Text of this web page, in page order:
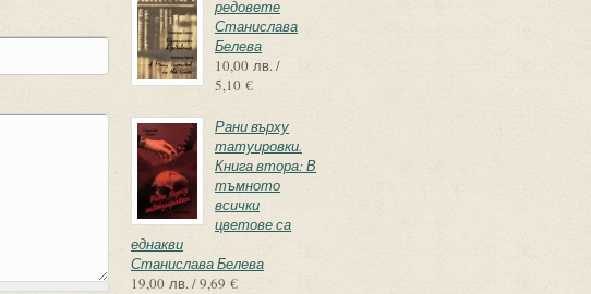
редовете
Станислава
Белева
10,00 лв. /
5,10 €
Рани върху
татуировки.
Книга втора: В
тъмното
всички
цветове са
еднакви
Станислава Белева
19,00 лв. / 9,69 €